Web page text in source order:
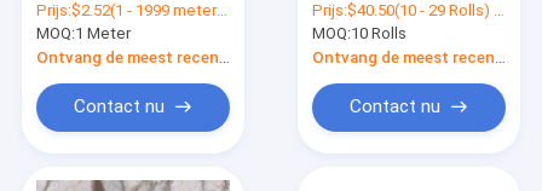
Grain Self Adhesive
Marble Film
Prijs:$2.52(1 - 1999 meters) $2.35(>=2000 meters)
MOQ:1 Meter
Contact nu
And Home
Decoration
610mm/1220mm
Width
Prijs:$40.50(10 - 29 Rolls) $39.50(30 - 99 Rolls) $38.00(>=100 Rolls)
MOQ:10 Rolls
Contact nu